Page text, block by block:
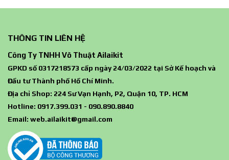
THÔNG TIN LIÊN HỆ
Công Ty TNHH Võ Thuật Ailaikit
GPKD số 0317218573 cấp ngày 24/03/2022 tại Sở Kế hoạch và
Đầu tư Thành phố Hồ Chí Minh.
Địa chỉ Shop: 224 Sư Vạn Hạnh, P2, Quận 10, TP. HCM
Hotline: 0917.399.031 - 090.890.8840
Email: web.ailaikit@gmail.com